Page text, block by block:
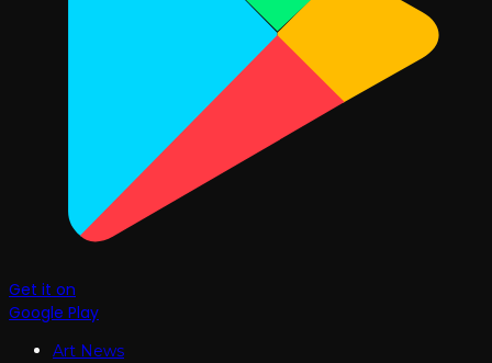
Get it on
Google Play
Art News